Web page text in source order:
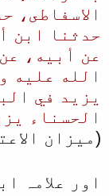
الاسفاطى،
حدثنا ابن
عن أبيه،
الله عليه
يزيد في
الحسناء
(میزان
اور علامہ